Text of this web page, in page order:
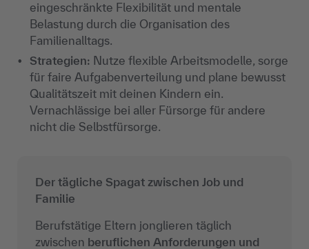
eingeschränkte Flexibilität und mentale
Belastung durch die Organisation des
Familienalltags.
Strategien: Nutze flexible Arbeitsmodelle, sorge
für faire Aufgabenverteilung und plane bewusst
Qualitätszeit mit deinen Kindern ein.
Vernachlässige bei aller Fürsorge für andere
nicht die Selbstfürsorge.
Der tägliche Spagat zwischen Job und
Familie
Berufstätige Eltern jonglieren täglich
zwischen beruflichen Anforderungen und